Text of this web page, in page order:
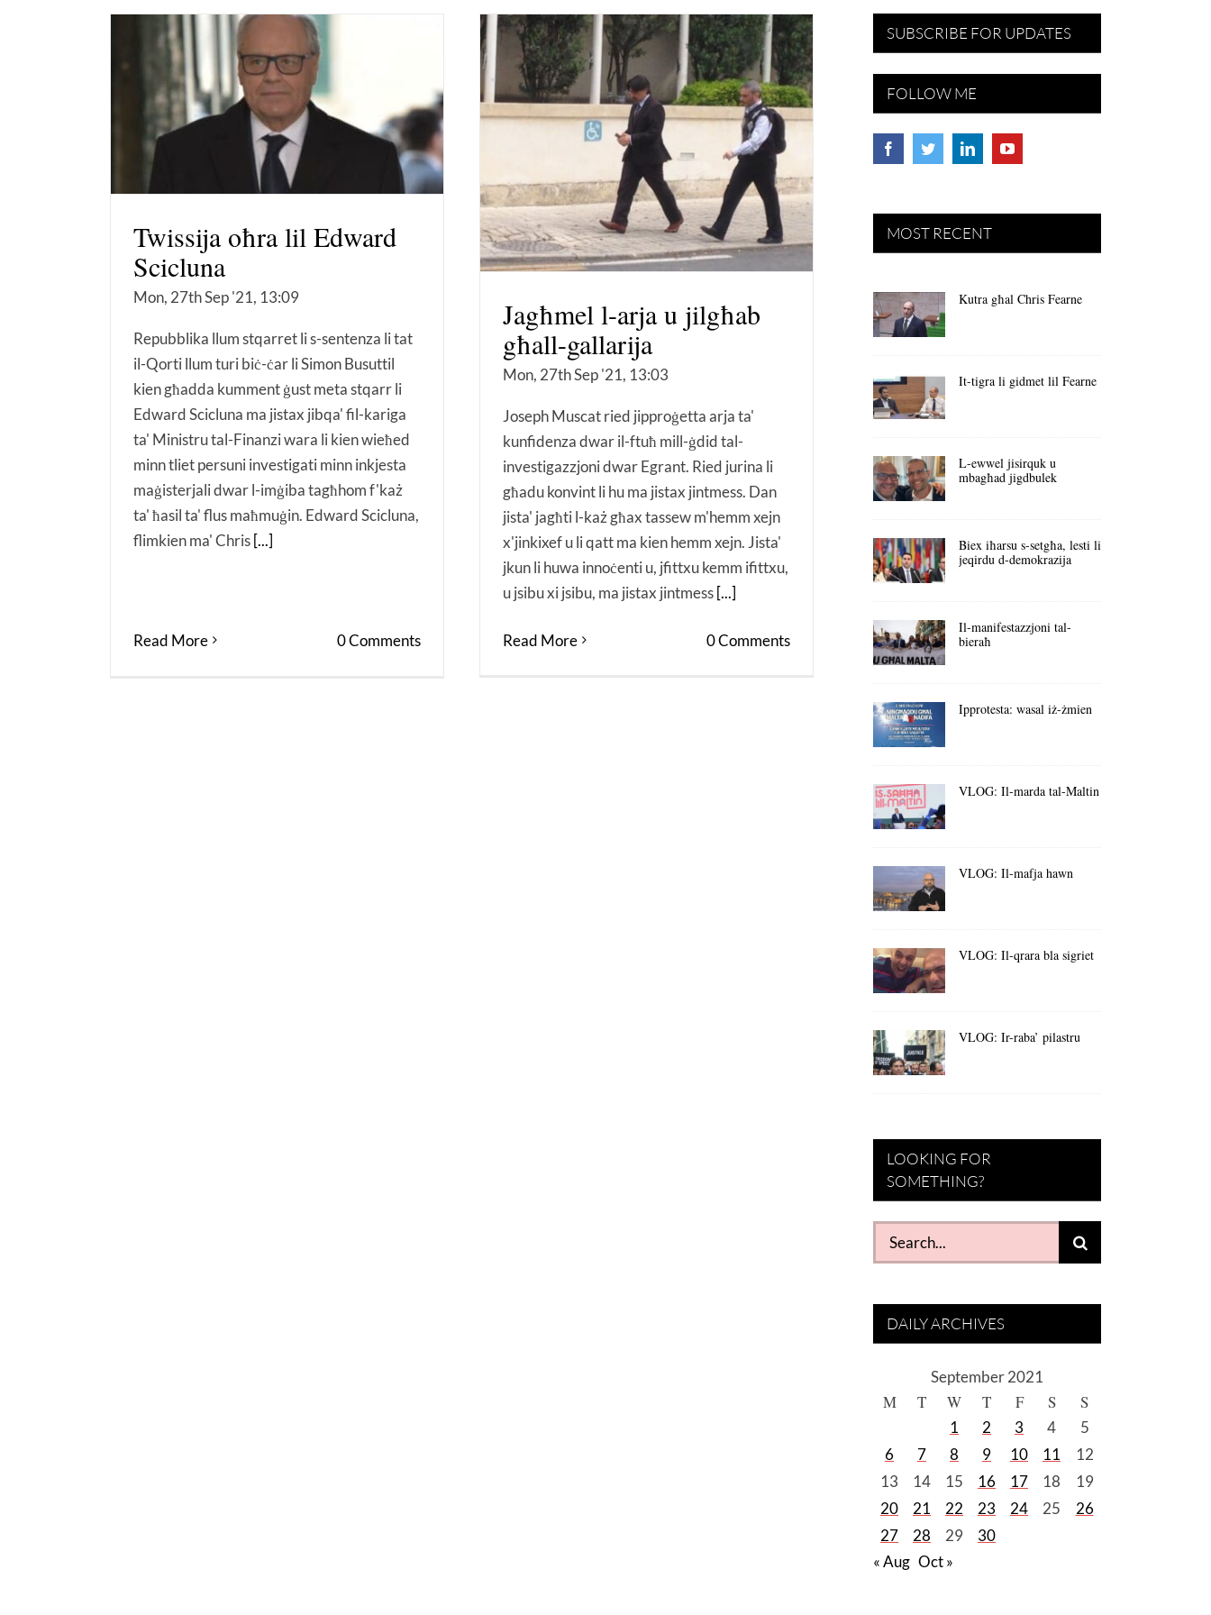
Twissija oħra lil Edward
Scicluna
Mon, 27th Sep '21, 13:09
Repubblika llum stqarret li s-sentenza li tat
il-Qorti llum turi biċ-ċar li Simon Busuttil
kien għadda kumment ġust meta stqarr li
Edward Scicluna ma jistax jibqa' fil-kariga
ta' Ministru tal-Finanzi wara li kien wieħed
minn tliet persuni investigati minn inkjesta
maġisterjali dwar l-imġiba tagħhom f'każ
ta' ħasil ta' flus maħmuġin. Edward Scicluna,
flimkien ma' Chris [...]
Read More 0 Comments
Jagħmel l-arja u jilgħab
għall-gallarija
Mon, 27th Sep '21, 13:03
Joseph Muscat ried jipproġetta arja ta'
kunfidenza dwar il-ftuħ mill-ġdid tal-
investigazzjoni dwar Egrant. Ried jurina li
għadu konvint li hu ma jistax jintmess. Dan
jista' jagħti l-każ għax tassew m'hemm xejn
x'jinkixef u li qatt ma kien hemm xejn. Jista'
jkun li huwa innoċenti u, jfittxu kemm ifittxu,
u jsibu xi jsibu, ma jistax jintmess[...]
Read More 0 Comments
SUBSCRIBE FOR UPDATES
FOLLOW ME
MOST RECENT
Kutra għal Chris Fearne
It-tigra li gidmet lil Fearne
L-ewwel jisirquk u
mbagħad jigdbulek
Biex iħarsu s-setgħa, lesti li
jeqirdu d-demokrazija
Il-manifestazzjoni tal-
bieraħ
Ipprotesta: wasal iż-żmien
VLOG: Il-marda tal-Maltin
VLOG: Il-mafja hawn
VLOG: Il-qrara bla sigriet
VLOG: Ir-raba’ pilastru
LOOKING FOR
SOMETHING?
Search
for:
DAILY ARCHIVES
September 2021
M T W T F S S
1 2 3 4
5
6
7 8 9 10 11
12
13
14 15 16 17 18
19
20
21 22 23 24 25
26
27
28 29
30
« Aug Oct »